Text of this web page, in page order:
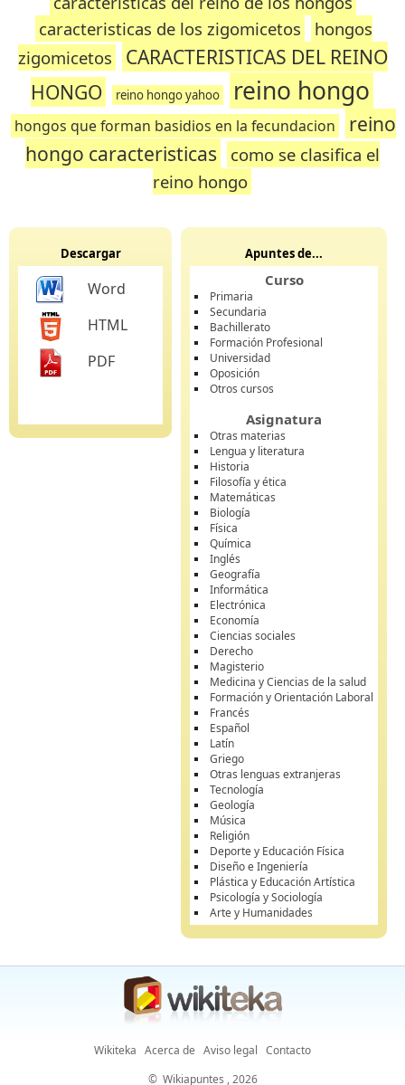
caracteristicas de los zigomicetos
hongos
zigomicetos
CARACTERISTICAS DEL REINO
HONGO
reino hongo yahoo reino hongo
hongos que forman basidios en la fecundacion
reino
hongo caracteristicas
como se clasifica el
reino hongo
Descargar
Word
HTML
PDF
Apuntes de...
Curso
Primaria
Secundaria
Bachillerato
Formación Profesional
Universidad
Oposición
Otros cursos
Asignatura
Otras materias
Lengua y literatura
Historia
Filosofía y ética
Matemáticas
Biología
Física
Química
Inglés
Geografía
Informática
Electrónica
Economía
Ciencias sociales
Derecho
Magisterio
Medicina y Ciencias de la salud
Formación y Orientación Laboral
Francés
Español
Latín
Griego
Otras lenguas extranjeras
Tecnología
Geología
Música
Religión
Deporte y Educación Física
Diseño e Ingeniería
Plástica y Educación Artística
Psicología y Sociología
Arte y Humanidades
Wikiteka Acerca de Aviso legal Contacto
© Wikiapuntes , 2026